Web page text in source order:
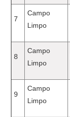
7
Campo
Limpo
8
Campo
Limpo
9
Campo
Limpo